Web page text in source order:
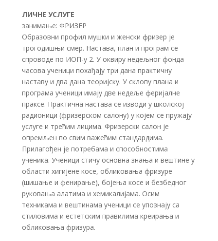
ЛИЧНЕ УСЛУГЕ
занимање: ФРИЗЕР
Образовни профил мушки и женски фризер је
трогодишњи смер. Настава, план и програм се
спроводе по ИОП-у 2. У оквиру недељног фонда
часова ученици похађају три дана практичну
наставу и два дана теоријску. У склопу плана и
програма ученици имају две недеље феријалне
праксе. Практична настава се изводи у школској
радионици (фризерском салону) у којем се пружају
услуге и трећим лицима. Фризерски салон је
опремљен по свим важећим стандардима.
Прилагођен је потребама и способностима
ученика. Ученици стичу основна знања и вештине у
области хигијене косе, обликовања фризуре
(шишање и фенирање), бојења косе и безбедног
руковања алатима и хемикалијама. Осим
техникама и вештинама ученици се упознају са
стиловима и естетским правилима креирања и
обликовања фризура.